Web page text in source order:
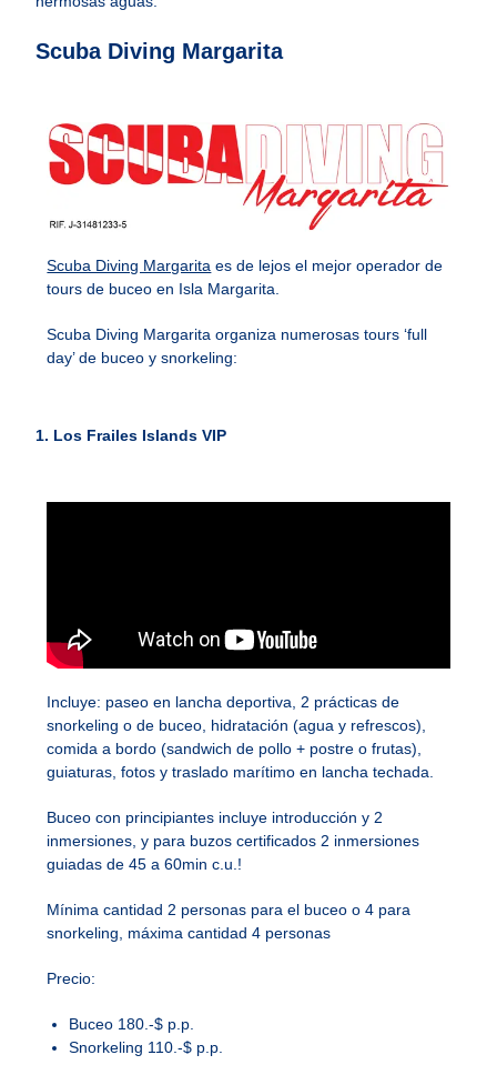
Scuba Diving Margarita
Scuba Diving Margarita es de lejos el mejor operador de
tours de buceo en Isla Margarita.
Scuba Diving Margarita organiza numerosas tours ‘full
day’ de buceo y snorkeling:
1. Los Frailes Islands VIP
Incluye: paseo en lancha deportiva, 2 prácticas de
snorkeling o de buceo, hidratación (agua y refrescos),
comida a bordo (sandwich de pollo + postre o frutas),
guiaturas, fotos y traslado marítimo en lancha techada.
Buceo con principiantes incluye introducción y 2
inmersiones, y para buzos certificados 2 inmersiones
guiadas de 45 a 60min c.u.!
Mínima cantidad 2 personas para el buceo o 4 para
snorkeling, máxima cantidad 4 personas
Precio:
Buceo 180.-$ p.p.
Snorkeling 110.-$ p.p.